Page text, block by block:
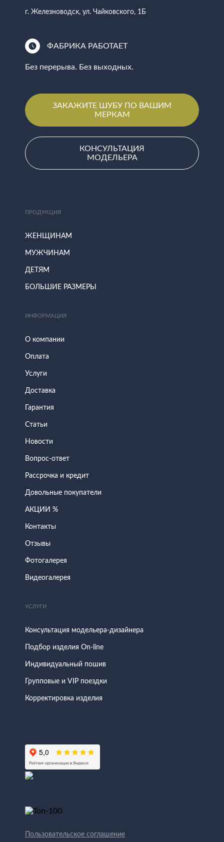
г. Железноводск, ул. Чайковского, 1Б
ФАБРИКА РАБОТАЕТ
Без перерыва. Без выходных.
ЗАКАЖИТЕ ШУБУ ПО ВАШИМ
МЕРКАМ
КОНСУЛЬТАЦИЯ
МОДЕЛЬЕРА
ПРОДУКЦИЯ
ЖЕНЩИНАМ
МУЖЧИНАМ
ДЕТЯМ
БОЛЬШИЕ РАЗМЕРЫ
ИНФОРМАЦИЯ
О компании
Оплата
Услуги
Доставка
Гарантия
Статьи
Новости
Вопрос-ответ
Рассрочка и кредит
Довольные покупатели
АКЦИИ %
Контакты
Отзывы
Фотогалерея
Видеогалерея
УСЛУГИ
Консультация модельера-дизайнера
Подбор изделия On-line
Индивидуальный пошив
Групповые и VIP поездки
Корректировка изделия
Пользовательское соглашение